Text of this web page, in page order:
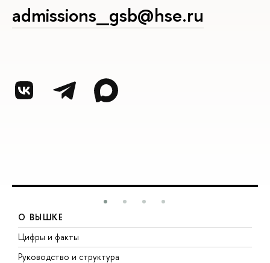
admissions_gsb@hse.ru
О ВЫШКЕ
Цифры и факты
Руководство и структура